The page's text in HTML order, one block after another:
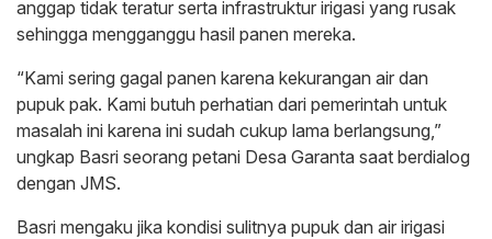
anggap tidak teratur serta infrastruktur irigasi yang rusak
sehingga mengganggu hasil panen mereka.
“Kami sering gagal panen karena kekurangan air dan
pupuk pak. Kami butuh perhatian dari pemerintah untuk
masalah ini karena ini sudah cukup lama berlangsung,”
ungkap Basri seorang petani Desa Garanta saat berdialog
dengan JMS.
Basri mengaku jika kondisi sulitnya pupuk dan air irigasi